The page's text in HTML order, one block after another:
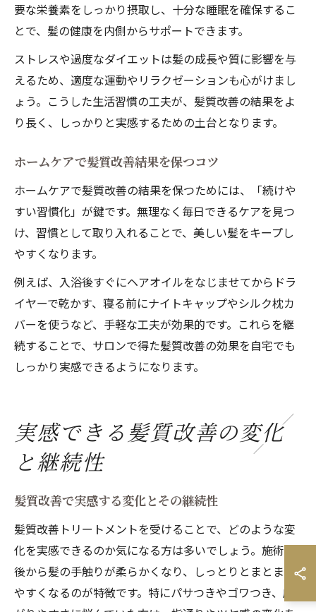
要な栄養素をしっかり摂取し、十分な睡眠を確保するこ
とで、髪の健康を内側からサポートできます。
ストレスや過度なダイエットは髪の成長や質に影響を与
えるため、適度な運動やリラクゼーションも心がけまし
ょう。こうした生活習慣の工夫が、髪質改善の結果をよ
り長く、しっかりと実感するための土台となります。
ホームケアで髪質改善結果を保つコツ
ホームケアで髪質改善の結果を保つためには、「続けや
すい習慣化」が鍵です。無理なく毎日できるケアを見つ
け、習慣として取り入れることで、美しい髪をキープし
やすくなります。
例えば、入浴後すぐにヘアオイルをなじませてからドラ
イヤーで乾かす、寝る前にナイトキャップやシルク枕カ
バーを使うなど、手軽な工夫が効果的です。これらを継
続することで、サロンで得た髪質改善の効果を自宅でも
しっかり実感できるようになります。
実感できる髪質改善の変化
と継続性
髪質改善で実感する変化とその継続性
髪質改善トリートメントを受けることで、どのような変
化を実感できるのか気になる方は多いでしょう。施術直
後から髪の手触りが柔らかくなり、しっとりとまとまり
やすくなるのが特徴です。特にパサつきやゴワつき、広